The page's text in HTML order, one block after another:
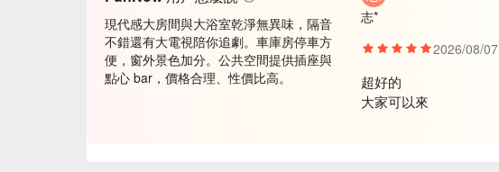
現代感大房間與大浴室乾淨無異味，隔音
不錯還有大電視陪你追劇。車庫房停車方
便，窗外景色加分。公共空間提供插座與
點心 bar，價格合理、性價比高。
志*
2026/08/07
超好的
大家可以來